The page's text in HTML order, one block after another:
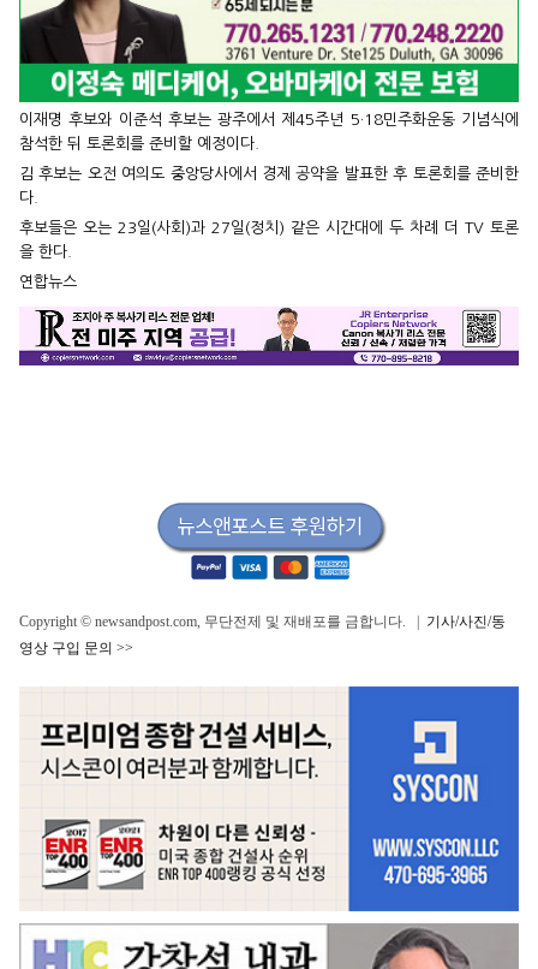
이재명 후보와 이준석 후보는 광주에서 제45주년 5·18민주화운동 기념식에
참석한 뒤 토론회를 준비할 예정이다.
김 후보는 오전 여의도 중앙당사에서 경제 공약을 발표한 후 토론회를 준비한
다.
후보들은 오는 23일(사회)과 27일(정치) 같은 시간대에 두 차례 더 TV 토론
을 한다.
연합뉴스
Copyright © newsandpost.com, 무단전제 및 재배포를 금합니다. | 기사/사진/동
영상 구입 문의 >>